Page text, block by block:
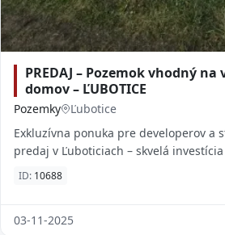
PREDAJ – Pozemok vhodný
domov – ĽUBOTICE
Pozemky
Ľubotice
Exkluzívna ponuka pre developerov a
predaj v Ľuboticiach – skvelá
ID: 10688
03-11-2025